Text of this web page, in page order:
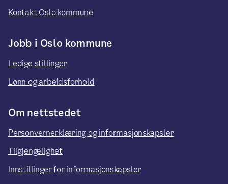
Kontakt Oslo kommune
Jobb i Oslo kommune
Ledige stillinger
Lønn og arbeidsforhold
Om nettstedet
Personvernerklæring og informasjonskapsler
Tilgjengelighet
Innstillinger for informasjonskapsler